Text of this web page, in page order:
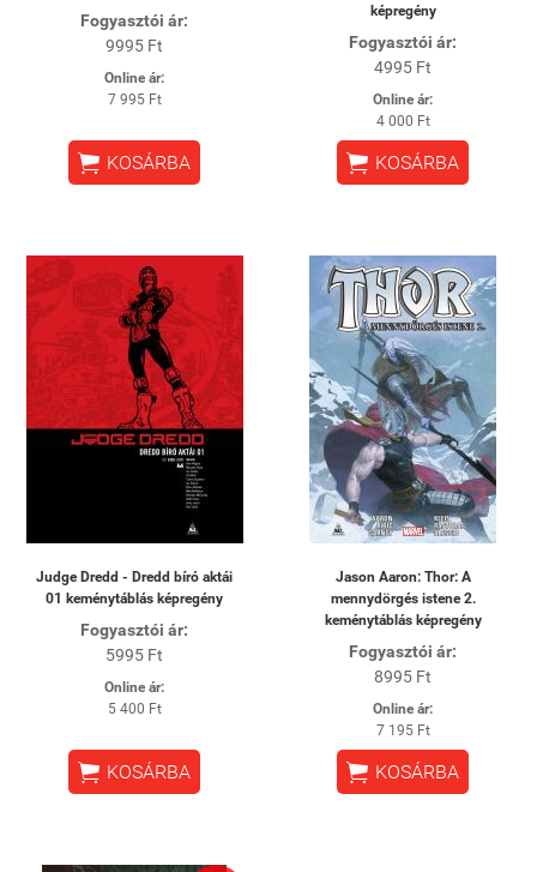
Fogyasztói ár:
9995 Ft
Online ár:
7 995 Ft
 KOSÁRBA
képregény
Fogyasztói ár:
4995 Ft
Online ár:
4 000 Ft
 KOSÁRBA
Judge Dredd - Dredd bíró aktái
01 keménytáblás képregény
Fogyasztói ár:
5995 Ft
Online ár:
5 400 Ft
 KOSÁRBA
Jason Aaron: Thor: A
mennydörgés istene 2.
keménytáblás képregény
Fogyasztói ár:
8995 Ft
Online ár:
7 195 Ft
 KOSÁRBA